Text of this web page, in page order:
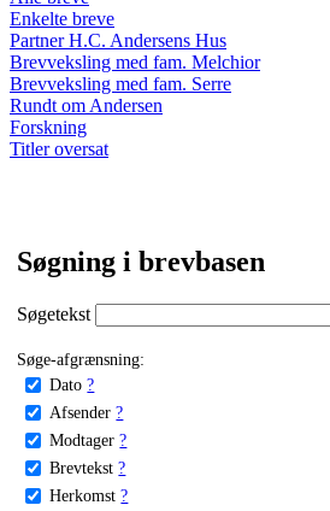
Enkelte breve
Partner H.C. Andersens Hus
Brevveksling med fam. Melchior
Brevveksling med fam. Serre
Rundt om Andersen
Forskning
Titler oversat
Søgning i brevbasen
Søgetekst
Søge-afgrænsning:
Dato ?
Afsender ?
Modtager ?
Brevtekst ?
Herkomst ?